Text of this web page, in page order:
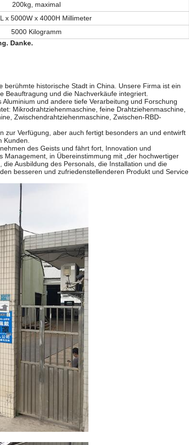
200kg, maximal
x 5000W x 4000H Millimeter
5000 Kilogramm
Danke.
historische Stadt in China. Unsere Firma ist ein
Beauftragung und die Nachverkäufe integriert.
und andere tiefe Verarbeitung und Forschung
Mikrodrahtziehenmaschine, feine Drahtziehenmaschine,
Zwischendrahtziehenmaschine, Zwischen-RBD-
zur Verfügung, aber auch fertigt besonders an und entwirft
des Geists und fährt fort, Innovation und
in Übereinstimmung mit „der hochwertiger
Ausbildung des Personals, die Installation und die
besseren und zufriedenstellenderen Produkt und Service